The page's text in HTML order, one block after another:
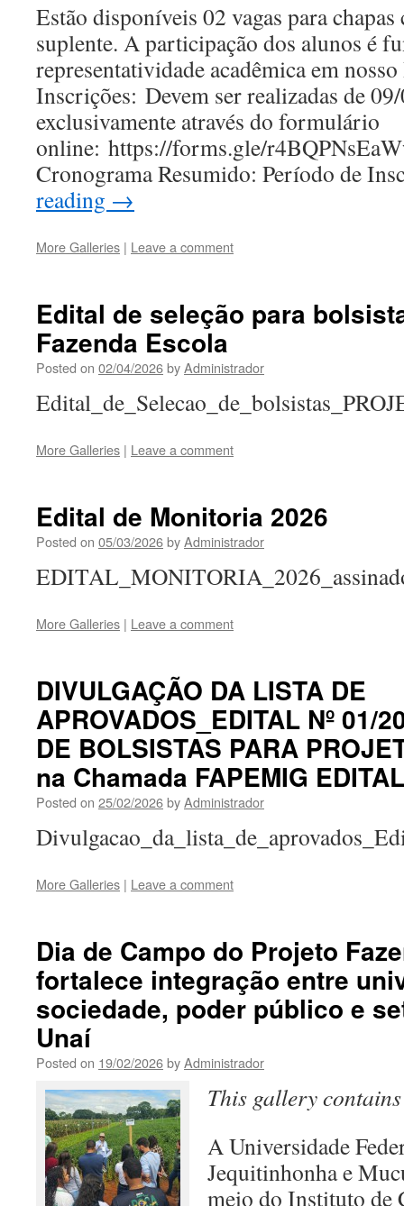
Estão disponíveis 02 vagas para
suplente. A participação dos alunos é
representatividade acadêmica em
Inscrições: Devem ser realizadas de
exclusivamente através do formulário
online: https://forms.gle/
Cronograma Resumido: Período de
reading →
More Galleries | Leave a comment
Edital de seleção para
Fazenda Escola
Posted on 02/04/2026byAdministrador
More Galleries | Leave a comment
Edital de Monitoria 2026
Posted on 05/03/2026byAdministrador
More Galleries | Leave a comment
DIVULGAÇÃO DA LISTA DE
APROVADOS_EDITAL Nº 01/
DE BOLSISTAS PARA
na Chamada FAPEMIG
Posted on 25/02/2026byAdministrador
More Galleries | Leave a comment
Dia de Campo do Projeto
fortalece integração entre
sociedade, poder público e
Unaí
Posted on 19/02/2026byAdministrador
This gallery
A Universidade
Jequitinhonha e
meio do Instituto de